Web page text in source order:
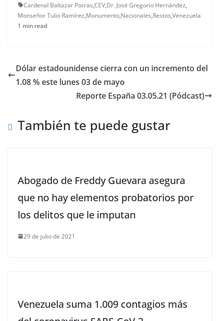
Cardenal Baltazar Porras,CEV,Dr. José Gregorio Hernández,
Monseñor Tulio Ramírez,Monumento,Nacionales,Restos,Venezuela
1 min read
Dólar estadounidense cierra con un incremento del
1.08 % este lunes 03 de mayo
Reporte España 03.05.21 (Pódcast)
También te puede gustar
Abogado de Freddy Guevara asegura
que no hay elementos probatorios por
los delitos que le imputan
29 de julio de 2021
Venezuela suma 1.009 contagios más